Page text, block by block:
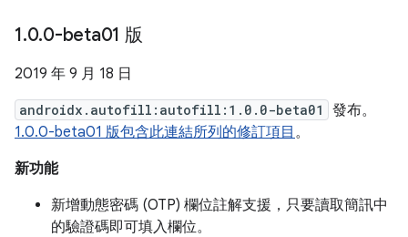
1.0.0-beta01 版
2019 年 9 月 18 日
androidx.autofill:autofill:1.0.0-beta01
發布。
1.0.0-beta01 版包含此連結所列的修訂項目 。
新功能
新增動態密碼 (OTP) 欄位註解支援，只要讀取簡訊中
的驗證碼即可填入欄位。